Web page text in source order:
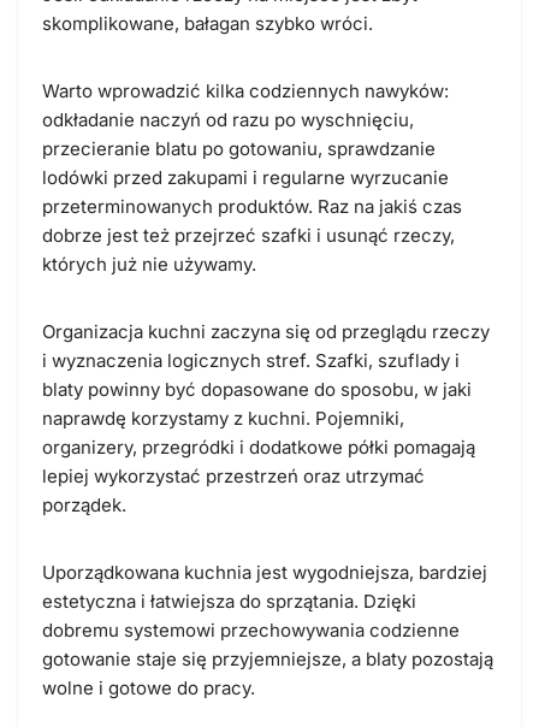
skomplikowane, bałagan szybko wróci.
Warto wprowadzić kilka codziennych nawyków:
odkładanie naczyń od razu po wyschnięciu,
przecieranie blatu po gotowaniu, sprawdzanie
lodówki przed zakupami i regularne wyrzucanie
przeterminowanych produktów. Raz na jakiś czas
dobrze jest też przejrzeć szafki i usunąć rzeczy,
których już nie używamy.
Organizacja kuchni zaczyna się od przeglądu rzeczy
i wyznaczenia logicznych stref. Szafki, szuflady i
blaty powinny być dopasowane do sposobu, w jaki
naprawdę korzystamy z kuchni. Pojemniki,
organizery, przegródki i dodatkowe półki pomagają
lepiej wykorzystać przestrzeń oraz utrzymać
porządek.
Uporządkowana kuchnia jest wygodniejsza, bardziej
estetyczna i łatwiejsza do sprzątania. Dzięki
dobremu systemowi przechowywania codzienne
gotowanie staje się przyjemniejsze, a blaty pozostają
wolne i gotowe do pracy.